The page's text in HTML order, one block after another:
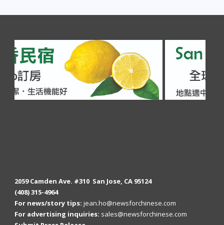
2059 Camden Ave. #310 San Jose, CA 95124
(408) 315-4964
For news/story tips: jean.ho@newsforchinese.com
For advertising inquiries: sales@newsforchinese.com